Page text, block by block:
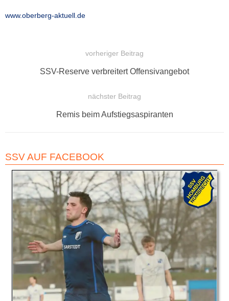
www.oberberg-aktuell.de
vorheriger Beitrag
Vorheriger
SSV-Reserve verbreitert Offensivangebot
nächster Beitrag
Nächster
Remis beim Aufstiegsaspiranten
SSV AUF FACEBOOK